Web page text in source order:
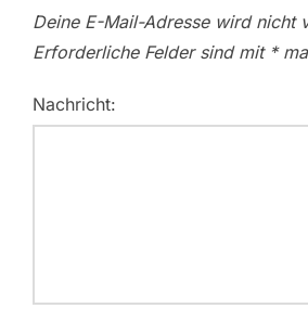
Deine E-Mail-Adresse wird nicht
Erforderliche Felder sind mit *
Nachricht: